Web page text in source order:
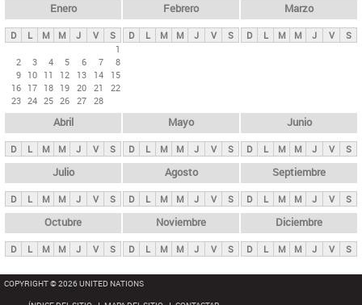
ds
p
n
i
p
a
l
s
Enero
D L M M J V
S
1
2
3 4 5 6 7
8
9 10 11 12 13 14
15
16 17 18 19 20 21
22
23 24 25 26 27 28
Febrero
D L M M J V S
Marzo
D L M M J V S
Abril
D L M M J V S
Mayo
D L M M J V S
Junio
D L M M J V S
Julio
D L M M J V S
Agosto
D L M M J V S
Septiembre
D L M M J V S
Octubre
D L M M J V S
Noviembre
D L M M J V S
Diciembre
D L M M J V S
COPYRIGHT © 2026 UNITED NATIONS